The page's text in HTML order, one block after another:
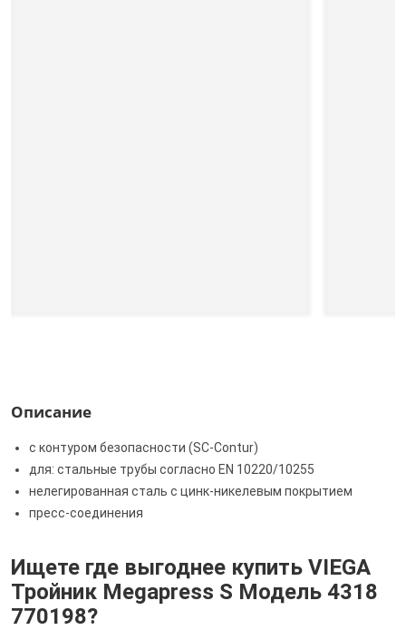
Описание
с контуром безопасности (SC‑Contur)
для: стальные трубы согласно EN 10220/10255
нелегированная сталь с цинк-никелевым покрытием
пресс-соединения
Ищете где выгоднее купить VIEGA
Тройник Megapress S Модель 4318
770198?